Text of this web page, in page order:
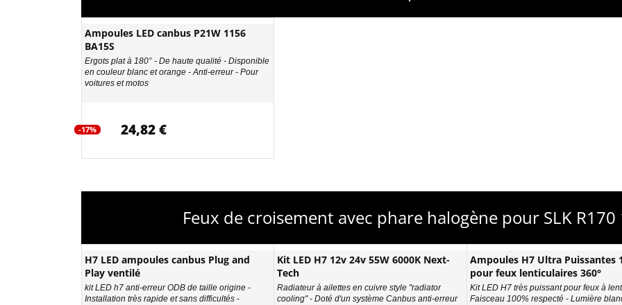
Ampoules LED canbus P21W 1156
BA15S
Ergots plat à 180° - De haute qualité - Disponible
en couleur blanc et orange - Anti-erreur - Pour
voitures et motos
-17% 24,82 €
Feux de croisement avec phare halogène pour SLK
H7 LED ampoules canbus Plug and
Play ventilé
kit LED h7 anti-erreur ODB de taille origine -
Installation très rapide et sans difficultés -
Kit LED H7 12v 24v 55W 6000K Next-
Tech
Radiateur à ailettes en cuivre style "radiator
cooling" - Doté d'un système Canbus anti-erreur
Ampoules H7 Ultra Puissantes
pour feux lenticulaires 360°
Kit LED H7 très puissant pour feux à
Faisceau 100% respecté - Lumière